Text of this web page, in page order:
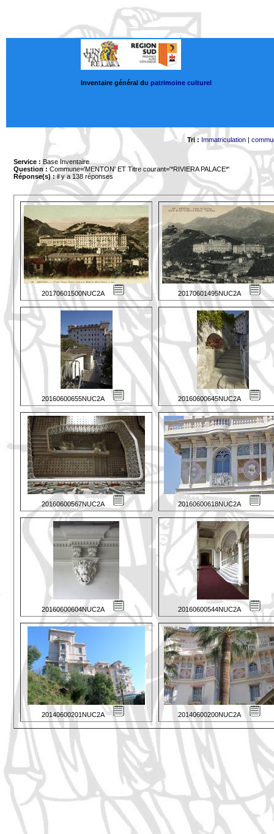
Inventaire général du patrimoine culturel
Tri : Immatriculation |
Service : Base Inventaire
Question : Commune='MENTON' ET Titre courant='*RIVIERA PALACE*'
Réponse(s) :il y a 138 réponses
20170601500NUC2A 20170601495NUC2A
20160600655NUC2A 20160600645NUC2A
20160600567NUC2A 20160600618NUC2A
20160600604NUC2A 20160600544NUC2A
20140600201NUC2A 20140600200NUC2A